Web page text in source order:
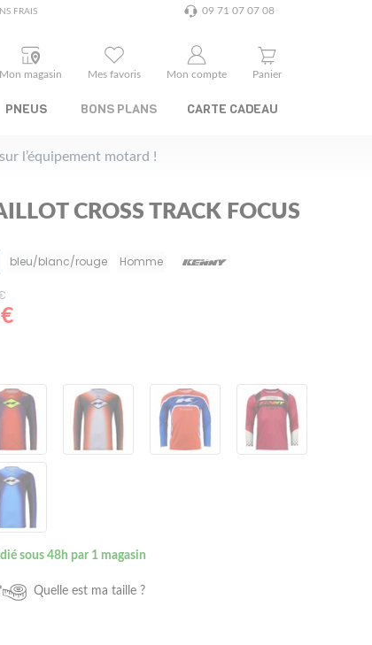
FRAIS 09 71 07 07 08
Mon magasin
Mes favoris Mon compte Panier
PNEUS BONS PLANS CARTE CADEAU
l’équipement motard !
CROSS TRACK FOCUS
bleu/blanc/rouge Homme
sous 48h par 1 magasin
Quelle est ma taille ?